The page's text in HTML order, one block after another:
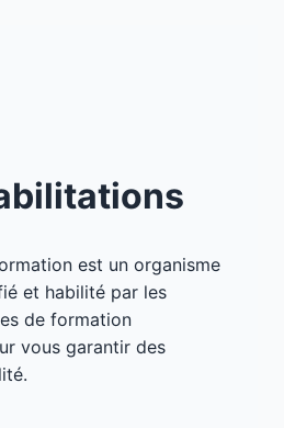
est un organisme
et habilité par les
de formation
vous garantir des